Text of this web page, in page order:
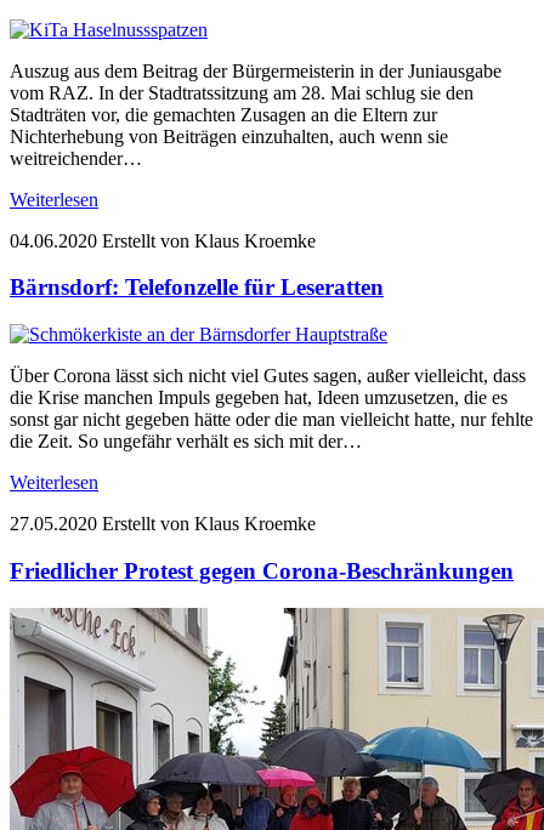
Auszug aus dem Beitrag der Bürgermeisterin in der Juniausgabe
vom RAZ. In der Stadtratssitzung am 28. Mai schlug sie den
Stadträten vor, die gemachten Zusagen an die Eltern zur
Nichterhebung von Beiträgen einzuhalten, auch wenn sie
weitreichender…
Weiterlesen
04.06.2020 Erstellt von Klaus Kroemke
Bärnsdorf: Telefonzelle für Leseratten
Über Corona lässt sich nicht viel Gutes sagen, außer vielleicht, dass
die Krise manchen Impuls gegeben hat, Ideen umzusetzen, die es
sonst gar nicht gegeben hätte oder die man vielleicht hatte, nur fehlte
die Zeit. So ungefähr verhält es sich mit der…
Weiterlesen
27.05.2020 Erstellt von Klaus Kroemke
Friedlicher Protest gegen Corona-Beschränkungen